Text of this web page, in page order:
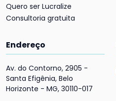
Quero ser Lucralize
Consultoria gratuita
Endereço
Av. do Contorno, 2905 -
Santa Efigênia, Belo
Horizonte - MG, 30110-017